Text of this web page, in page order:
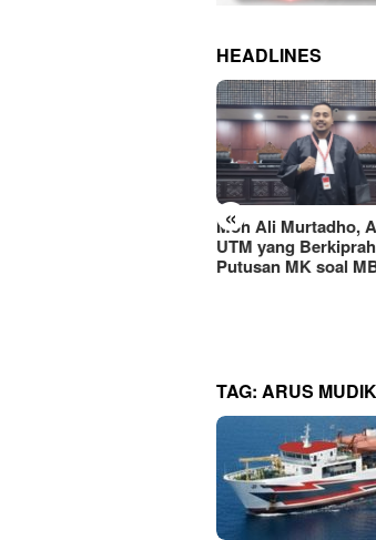
HEADLINES
«
Moh Ali Murtadho,
UTM yang
Putusan MK soal
TAG: ARUS